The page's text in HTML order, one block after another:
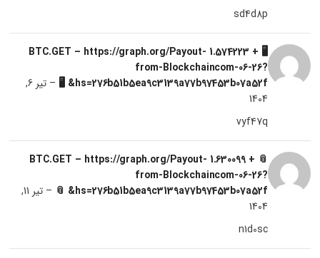
sd4d8p
🖥 + 1.574223 BTC.GET – https://graph.org/Payout-
from-Blockchaincom-06-26?
hs=276b51b5ea9c3139a77b97453b07a52f& 🖥
–
تیر 6,
1404
vyf47q
📎 + 1.630099 BTC.GET – https://graph.org/Payout-
from-Blockchaincom-06-26?
hs=276b51b5ea9c3139a77b97453b07a52f& 📎
–
تیر 11,
1404
n1d0sc